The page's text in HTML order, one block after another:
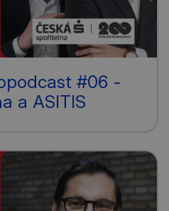
#06 -
a ASITIS